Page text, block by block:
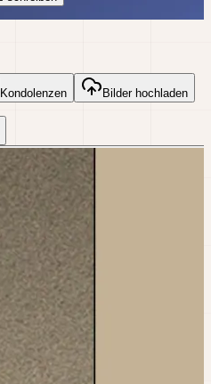
Kondolenzen Bilder hochladen